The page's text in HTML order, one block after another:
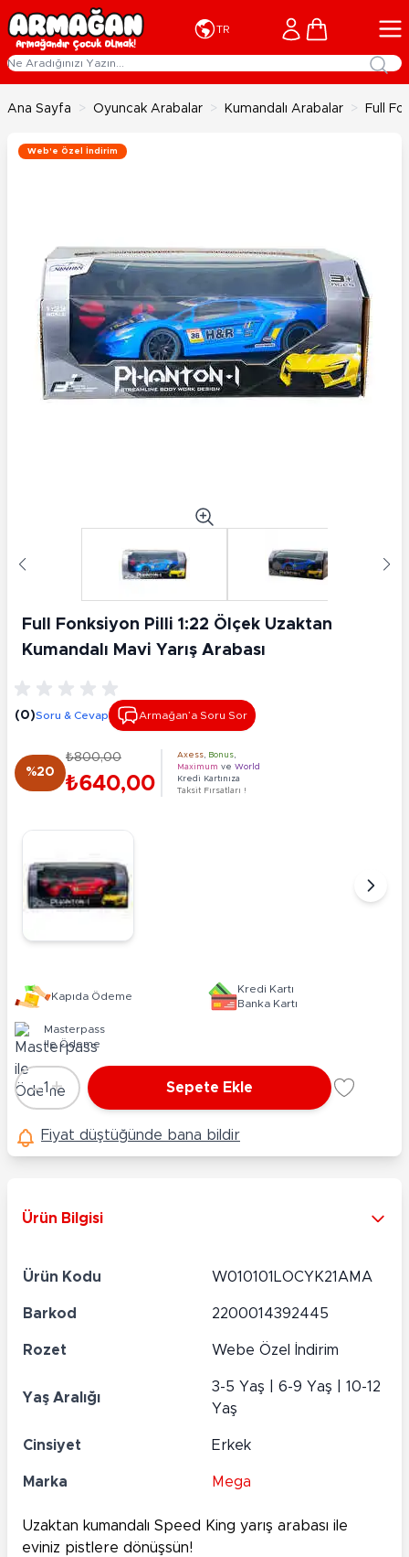
İçeriğe geç
TR Cart
Ana Sayfa > Oyuncak Arabalar > Kumandalı Arabalar > Full
Web'e Özel İndirim
Full Fonksiyon Pilli 1:22 Ölçek Uzaktan
Kumandalı Mavi Yarış Arabası
(0)Soru & Cevap Armağan’a Soru Sor
%20
₺800,00
₺640,00
Axess Bonus
Maximum ve World
Kredi Kartınıza
Taksit Fırsatları !
Kapıda Ödeme
Kredi Kartı
Banka Kartı
Masterpass
ile Ödeme
Adet
-1 + Sepete Ekle
Fiyat düştüğünde bana bildir
Ürün Bilgisi
Ürün Kodu W010101LOCYK21AMA
Barkod 2200014392445
Rozet Webe Özel İndirim
Yaş Aralığı
3-5 Yaş | 6-9 Yaş | 10-12
Yaş
Cinsiyet Erkek
Marka Mega
Uzaktan kumandalı Speed King yarış arabası ile
eviniz pistlere dönüşsün!